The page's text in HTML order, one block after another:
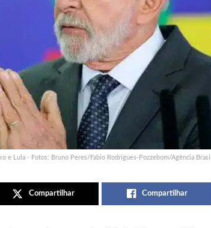
e Lula - Fotos: Bruno Peres/Fabio Rodrigues-Pozzebom/Agência Brasil
Compartilhar Compartilhar